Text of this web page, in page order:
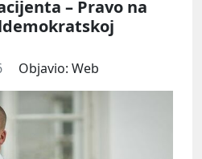
– Pravo na
Objavio: Web